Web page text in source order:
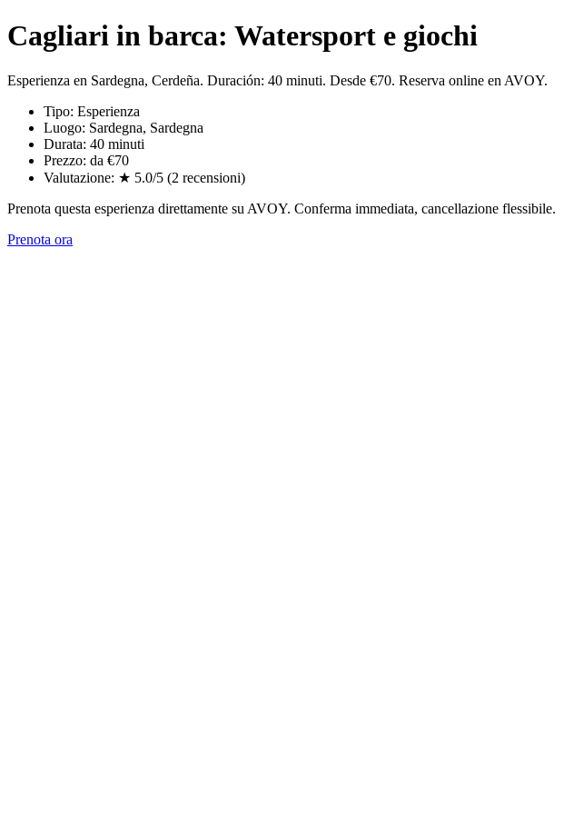
Cagliari in barca: Watersport e giochi
Esperienza en Sardegna, Cerdeña. Duración: 40 minuti. Desde €70. Reserva online en AVOY.
Tipo: Esperienza
Luogo: Sardegna, Sardegna
Durata: 40 minuti
Prezzo: da €70
Valutazione: ★ 5.0/5 (2 recensioni)
Prenota questa esperienza direttamente su AVOY. Conferma immediata, cancellazione flessibile.
Prenota ora